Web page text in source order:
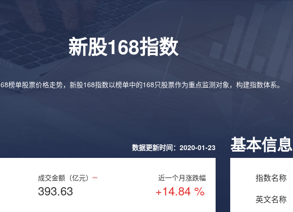
新股168指数
榜单股票价格走势，新股168指数以榜单中的168只股票作为重点监测对象，构建指数体系。
数据更新时间：2020-01-23
成交金额（亿元）
393.63
近一个月涨跌幅
+14.84 %
基本信息
指数名称
英文名称